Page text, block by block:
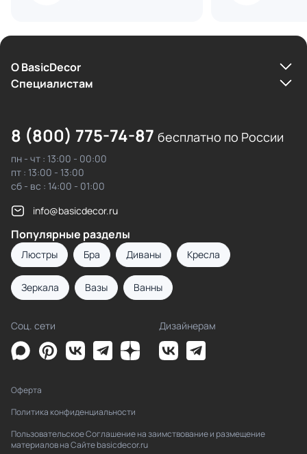
О BasicDecor
Cпециалистам
8 (800) 775-74-87 бесплатно по России
пн - чт : 13:00 - 00:00
пт : 13:00 - 13:00
сб - вс : 14:00 - 01:00
info@basicdecor.ru
Популярные разделы
Люстры Бра Диваны Кресла
Зеркала Вазы Ванны
Соц. сети Дизайнерам
Оферта
Политика конфиденциальности
Пользовательское Соглашение на заимствование и размещение
материалов на Сайте basicdecor.ru